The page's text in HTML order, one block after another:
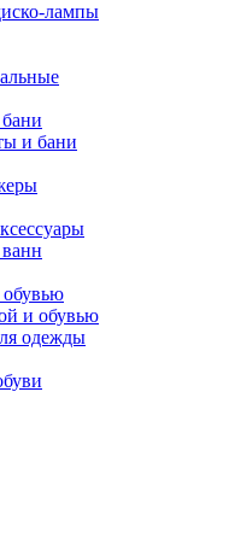
лампы
и бани
обувью
и обувью
одежды